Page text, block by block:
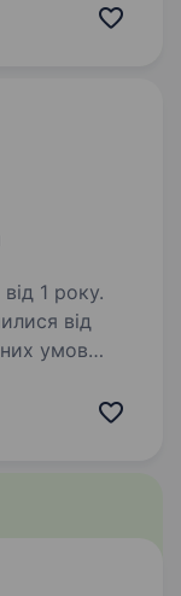
аптек
1 року.
умов
АНЦ» і